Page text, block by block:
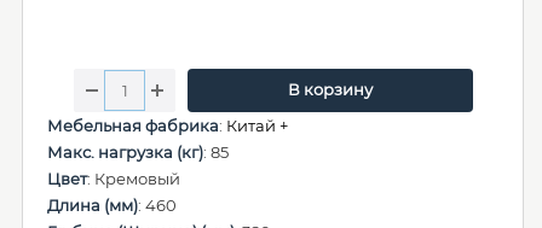
В корзину
Мебельная фабрика: Китай +
Макс. нагрузка (кг): 85
Цвет: Кремовый
Длина (мм): 460